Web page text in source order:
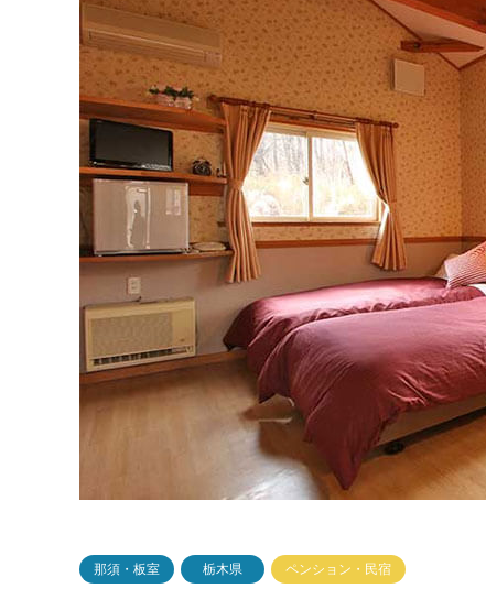
那須・板室 栃木県 ペンション・民宿